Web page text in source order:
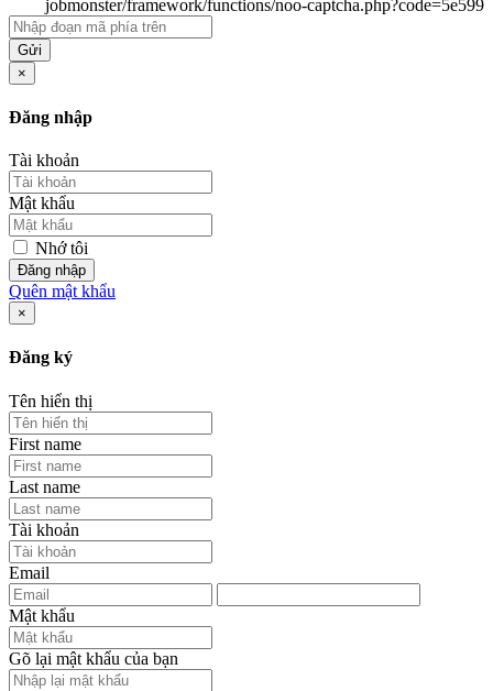
Gửi
×
Đăng nhập
Tài khoản
Mật khẩu
Nhớ tôi
Đăng nhập
Quên mật khẩu
×
Đăng ký
Tên hiển thị
First name
Last name
Tài khoản
Email
Mật khẩu
Gõ lại mật khẩu của bạn